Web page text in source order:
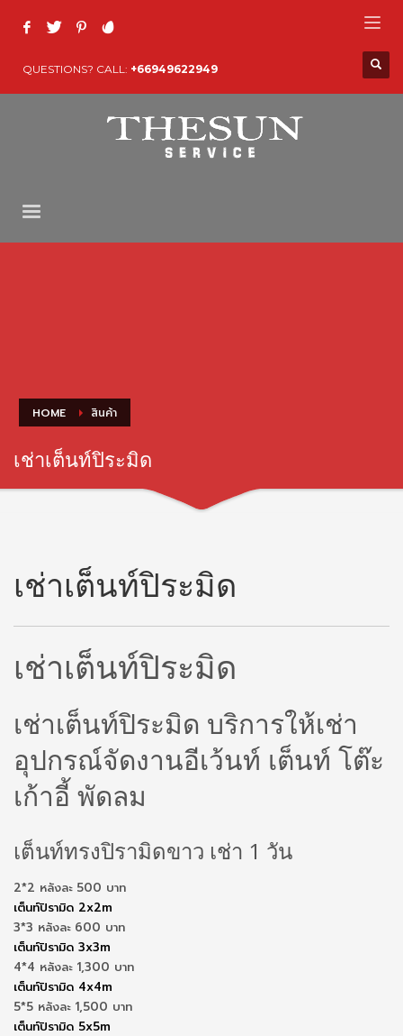
QUESTIONS? CALL: +66949622949
HOME สินค้า
เช่าเต็นท์ปิระมิด
เช่าเต็นท์ปิระมิด
เช่าเต็นท์ปิระมิด
เช่าเต็นท์ปิระมิด บริการให้เช่า
อุปกรณ์จัดงานอีเว้นท์ เต็นท์ โต๊ะ
เก้าอี้ พัดลม
เต็นท์ทรงปิรามิดขาว เช่า 1 วัน
2*2 หลังละ 500 บาท
เต็นท์ปิรามิด 2x2m
3*3 หลังละ 600 บาท
เต็นท์ปิรามิด 3x3m
4*4 หลังละ 1,300 บาท
เต็นท์ปิรามิด 4x4m
5*5 หลังละ 1,500 บาท
เต็นท์ปิรามิด 5x5m